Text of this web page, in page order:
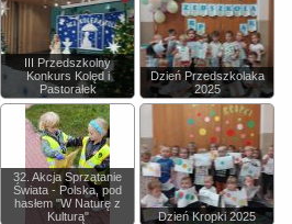
III Przedszkolny
Konkurs Kolęd i
Pastorałek
Dzień Przedszkolaka
2025
32. Akcja Sprzątanie
Świata - Polska, pod
hasłem "W Naturę z
Kulturą"
Dzień Kropki 2025